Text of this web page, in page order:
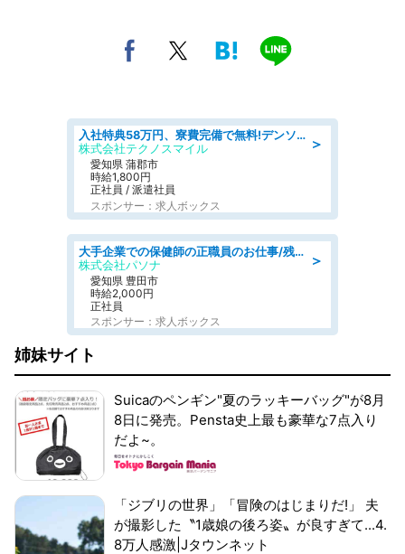
＞
入社特典58万円、寮費完備で無料!デンソーで働こう!自動車工場で小型部品の検査業務 denso aichi
株式会社テクノスマイル
愛知県 蒲郡市
時給1,800円
正社員 / 派遣社員
スポンサー：求人ボックス
＞
大手企業での保健師の正職員のお仕事/残業なし/要資格:保健師
株式会社パソナ
愛知県 豊田市
時給2,000円
正社員
スポンサー：求人ボックス
姉妹サイト
Suicaのペンギン"夏のラッキーバッグ"が8月
8日に発売。Pensta史上最も豪華な7点入り
だよ~。
「ジブリの世界」「冒険のはじまりだ!」 夫
が撮影した〝1歳娘の後ろ姿〟が良すぎて...4.
8万人感激|Jタウンネット